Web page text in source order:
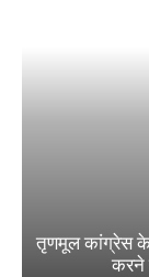
तृणमूल कांग्रेस के
करने